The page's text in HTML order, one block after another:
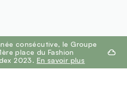
consécutive, le Groupe
place du Fashion
2023. En savoir plus